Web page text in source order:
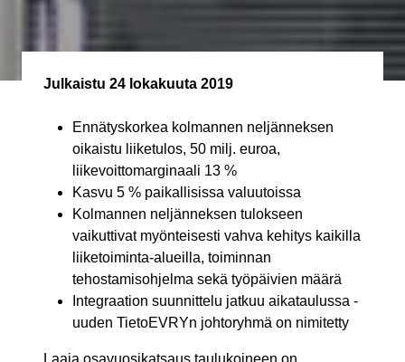
Julkaistu 24 lokakuuta 2019
Ennätyskorkea kolmannen neljänneksen
oikaistu liiketulos, 50 milj. euroa,
liikevoittomarginaali 13 %
Kasvu 5 % paikallisissa valuutoissa
Kolmannen neljänneksen tulokseen
vaikuttivat myönteisesti vahva kehitys kaikilla
liiketoiminta-alueilla, toiminnan
tehostamisohjelma sekä työpäivien määrä
Integraation suunnittelu jatkuu aikataulussa -
uuden TietoEVRYn johtoryhmä on nimitetty
Laaja osavuosikatsaus taulukoineen on